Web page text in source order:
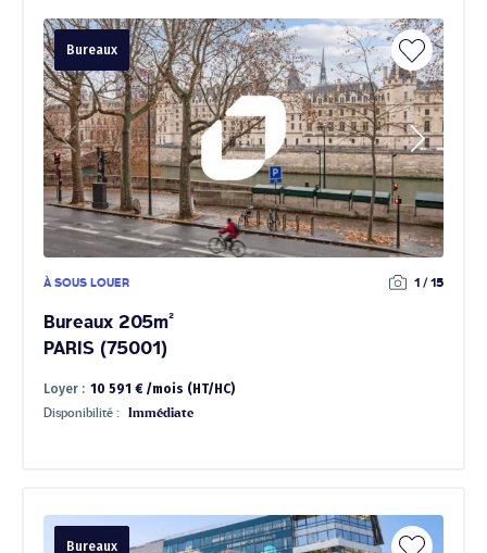
Bureaux
À SOUS LOUER 1 / 15
Bureaux 205m²
PARIS (75001)
Loyer : 10 591 € /mois (HT/HC)
Disponibilité : Immédiate
Bureaux